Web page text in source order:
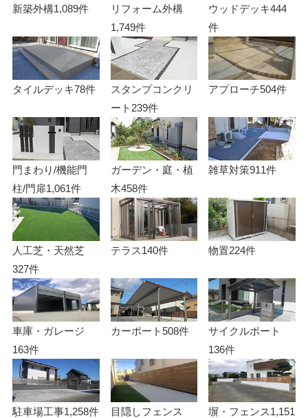
新築外構1,089件
リフォーム外構
1,749件
ウッドデッキ444
件
タイルデッキ78件
スタンプコンクリ
ート 239件
アプローチ504件
門まわり/機能門
柱/門扉1,061件
ガーデン・庭・植
木458件
雑草対策911件
人工芝・天然芝
327件
テラス140件 物置224件
車庫・ガレージ
163件
カーポート508件
サイクルポート
136件
駐車場工事1,258件
目隠しフェンス
塀・フェンス1,151